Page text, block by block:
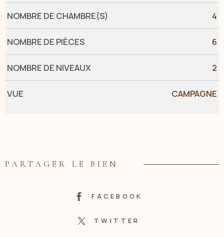
NOMBRE DE CHAMBRE(S) 4
NOMBRE DE PIÈCES 6
NOMBRE DE NIVEAUX 2
VUE CAMPAGNE
PARTAGER LE BIEN
FACEBOOK
TWITTER